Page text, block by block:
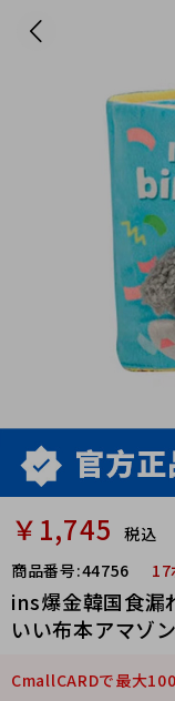
￥1,745
税込
商品番号:44756 17
ins爆金韓国食漏
いい布本アマゾ
CmallCARDで最大